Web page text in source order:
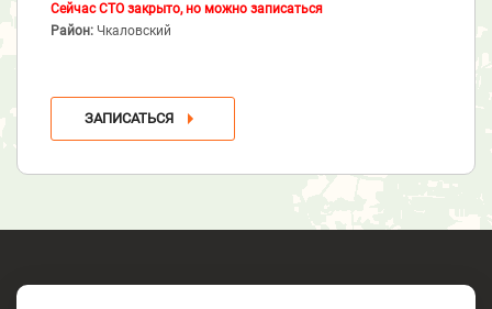
Сейчас СТО закрыто, но можно записаться
Район: Чкаловский
ЗАПИСАТЬСЯ